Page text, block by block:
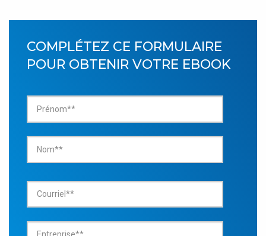
COMPLÉTEZ CE FORMULAIRE
POUR OBTENIR VOTRE EBOOK